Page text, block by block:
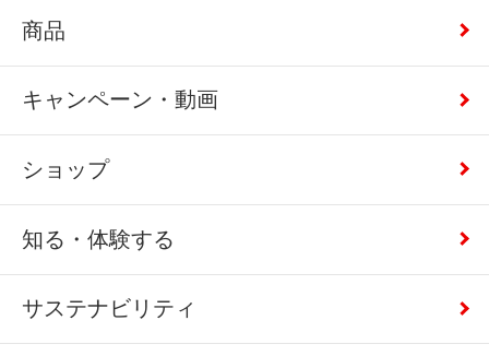
商品
キャンペーン・動画
ショップ
知る・体験する
サステナビリティ